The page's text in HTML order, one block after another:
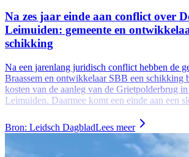
Na zes jaar einde aan conflict over
Leimuiden: gemeente en
schikking
Na een jarenlang juridisch conflict hebben de
Braassem en ontwikkelaar SBB een schikking
kosten van de aanleg van de Grietpolderbrug
Leimuiden. Daarmee komt een einde aan een
Bron: Leidsch DagbladLees meer